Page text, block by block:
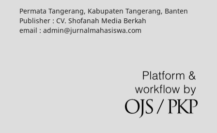
Permata Tangerang, Kabupaten Tangerang, Banten
Publisher : CV. Shofanah Media Berkah
email : admin@jurnalmahasiswa.com